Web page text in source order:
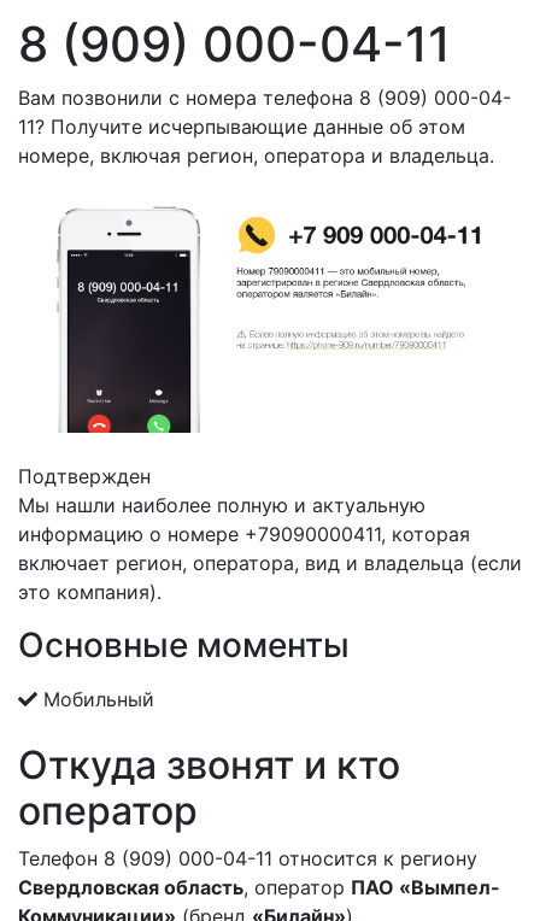
8 (909) 000-04-11
Вам позвонили с номера телефона 8 (909) 000-04-
11? Получите исчерпывающие данные об этом
номере, включая регион, оператора и владельца.
Подтвержден
Мы нашли наиболее полную и актуальную
информацию о номере +79090000411, которая
включает регион, оператора, вид и владельца (если
это компания).
Основные моменты
Мобильный
Откуда звонят и кто
оператор
Телефон 8 (909) 000-04-11 относится к региону
Свердловская область, оператор ПАО «Вымпел-